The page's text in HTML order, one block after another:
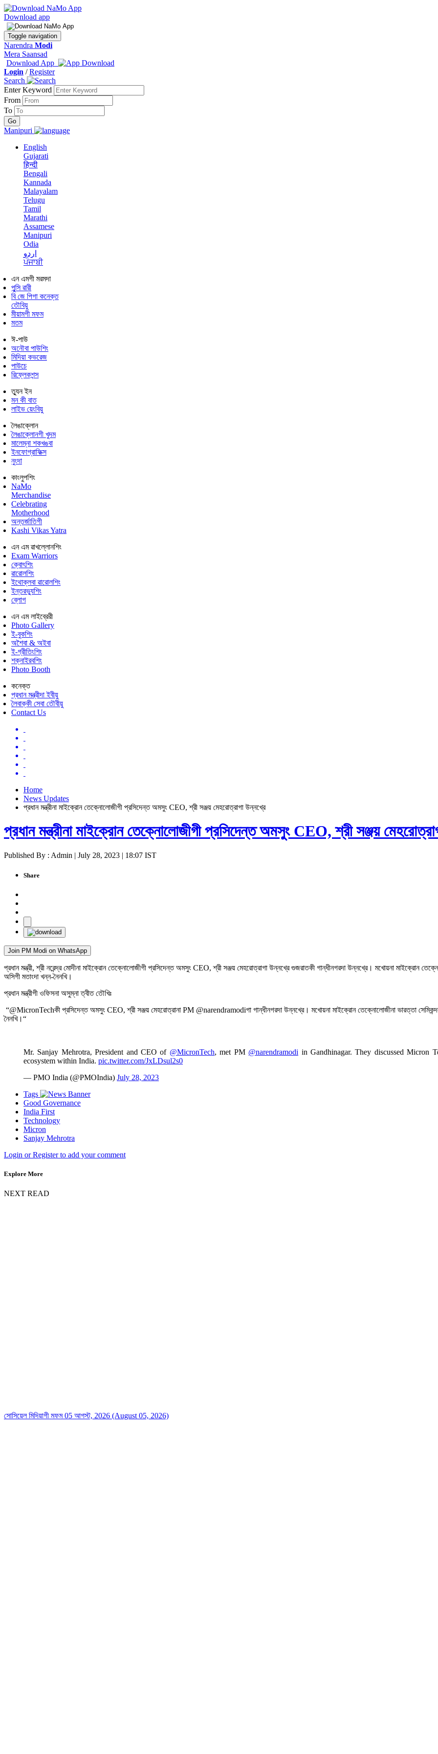
Download app
Toggle navigation
Narendra Modi
Mera Saansad
Download App
Login /Register
Search
Enter Keyword
From
To
Manipuri
English
Gujarati
हिन्दी
Bengali
Kannada
Malayalam
Telugu
Tamil
Marathi
Assamese
Manipuri
Odia
اردو
ਪੰਜਾਬੀ
এন এমগী মরমদা
পুন্সি ৱারী
বি জে পিগা কনেক্ত
তৌবিয়ু
মীয়ামগী মফম
মতম
ঈ-পাউ
অনৌবা পাউশিং
মিদিয়া কভরেজ
পাউচে
রিফ্লেকশন্স
ত্যুন ইন
মন কী বাত
লাইভ য়েংবিয়ু
লৈঙাক্লোন
লৈঙাক্লোনগী খুদম
মালেম্না শকখঙবা
ইনফোগ্রাফিক্স
নুংদা
কাংলুপশিং
NaMo
Merchandise
Celebrating
Motherhood
অন্তর্জাতিগী
Kashi Vikas Yatra
এন এম ৱাখল্লোনশিং
Exam Warriors
ক্বোৎশিং
ৱারোলশিং
ইথোক্লবা ৱারোলশিং
ইন্তরভ্যুশিং
ব্লোগ
এন এম লাইব্রেরী
Photo Gallery
ই-বুকশিং
অশৈবা & অইবা
ই-গ্রীতিংশিং
শক্নাইরবশিং
Photo Booth
কনেক্ত
প্রধান মন্ত্রীদা ইবীয়ু
লৈবাক্কী সেবা তৌবীয়ু
Contact Us
Home
News Updates
প্রধান মন্ত্রীনা মাইক্রোন তেক্নোলোজীগী প্রসিদেন্ত অমসুং CEO, শ্রী সঞ্জয় মেহরোত্রাগা উন্নখ্রে
প্রধান মন্ত্রীনা মাইক্রোন তেক্নোলোজীগী প্রসিদেন্ত অমসুং CEO, শ্রী সঞ্জয়
Published By : Admin | July 28, 2023 | 18:07 IST
Share
Join PM Modi on WhatsApp
প্রধান মন্ত্রী, শ্রী নরেন্দ্র মোদীনা মাইক্রোন তেক্নোলোজীগী প্রসিদেন্ত অমসুং CEO, শ্রী সঞ্জয় মেহরোত্রাগা উন্নখ্রে গুজরাতকী গান্ধীনগরদা উন্নখ্রে। মখোয়না মাইক্রোন
অসিগী মতাংদা খন্ন-নৈনখি।
প্রধান মন্ত্রীগী ওফিসনা অসুম্না ত্বীত তৌখিঃ
“@MicronTechকী প্রসিদেন্ত অমসুং CEO, শ্রী সঞ্জয় মেহরোত্রানা PM @narendramodiগা গান্ধীনগরদা উন্নখ্রে। মখোয়না মাইক্রোন তেক্নোলোজীনা ভারত্তা
নৈনখি।“
Mr. Sanjay Mehrotra, President and CEO of @MicronTech, met PM @narendramodi in Gandhinagar. They discussed Micron
ecosystem within India. pic.twitter.com/JxLDsul2s0
— PMO India (@PMOIndia) July 28, 2023
Tags
Good Governance
India First
Technology
Micron
Sanjay Mehrotra
Login or Register to add your comment
Explore More
NEXT READ
সোসিয়েল মিদিয়াগী মফম 05 আগস্ট, 2026 (August 05, 2026)